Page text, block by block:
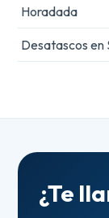
Horadada
Desatascos en
¿Te